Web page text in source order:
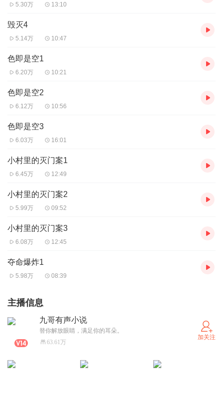
5.30万 13:10
毁灭4
5.14万 10:47
色即是空1
6.20万 10:21
色即是空2
6.12万 10:56
色即是空3
6.03万 16:01
小村里的灭门案1
6.45万 12:49
小村里的灭门案2
5.99万 09:52
小村里的灭门案3
6.08万 12:45
夺命爆炸1
5.98万 08:39
主播信息
九哥有声小说
替你解放眼睛，满足你的耳朵。
63.61万
加关注